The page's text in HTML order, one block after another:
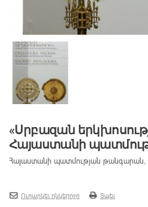
«Սրբազան
Հայաստանի
Հայաստանի պատմության
Ուղարկել ընկերոջը Տպել